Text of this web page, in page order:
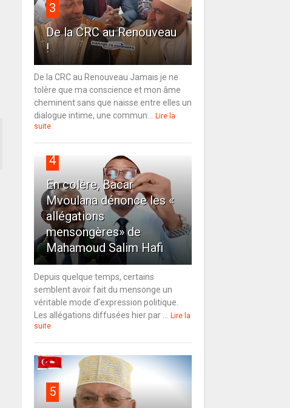
3
De la CRC au Renouveau
!
De la CRC au Renouveau Jamais je ne
tolère que ma conscience et mon âme
cheminent sans que naisse entre elles un
dialogue intime, une commun...
Lire la
suite
4
En colère, Bacar
Mvoulana dénonce les «
allégations
mensongères» de
Mahamoud Salim Hafi
Depuis quelque temps, certains
semblent avoir fait du mensonge un
véritable mode d’expression politique.
Les allégations diffusées hier par ...
Lire la
suite
5